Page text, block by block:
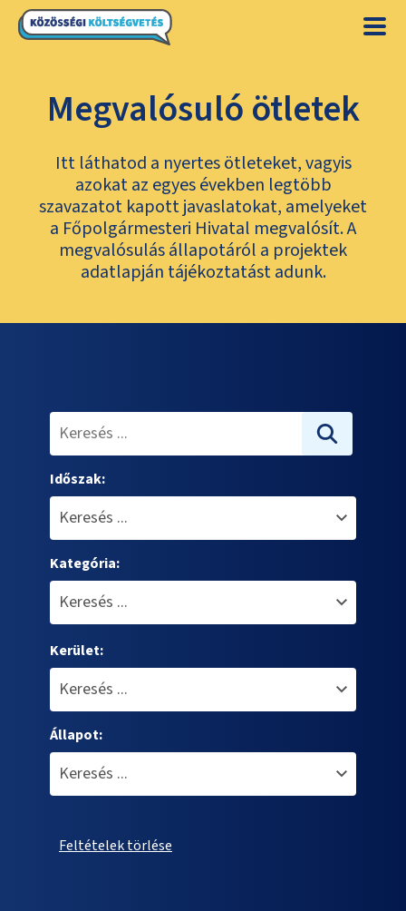
Megvalósuló ötletek
Itt láthatod a nyertes ötleteket, vagyis
azokat az egyes években legtöbb
szavazatot kapott javaslatokat, amelyeket
a Főpolgármesteri Hivatal megvalósít. A
megvalósulás állapotáról a projektek
adatlapján tájékoztatást adunk.
Időszak:
Kategória:
Kerület:
Állapot:
Feltételek törlése